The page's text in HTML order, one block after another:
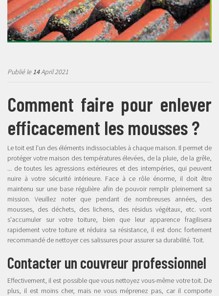
Publié le14April 2021
Comment faire pour enlever
efficacement les mousses ?
Le toit est l'un des éléments indissociables à chaque maison. Il permet de
protéger votre maison des températures élevées, de la pluie, de la grêle,
... de toutes les agressions extérieures et des intempéries, qui peuvent
nuire à votre sécurité intérieure. Face à ce rôle énorme, il doit être
maintenu sur une base régulière afin de pouvoir remplir pleinement sa
mission. Veuillez noter que pendant de nombreuses années, des
mousses, des déchets, des lichens, des résidus végétaux, etc. vont
s'accumuler sur votre toiture, bien que leur apparence fragilisera
rapidement votre toiture et réduira sa résistance, il est donc fortement
recommandé de nettoyer ces salissures pour assurer sa durabilité. Toit.
Contacter un couvreur professionnel
Effectivement, il est possible que vous nettoyez vous-même votre toit. De
plus, il est moins cher, mais ne vous méprenez pas, car il comporte